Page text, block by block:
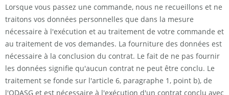
Lorsque vous passez une commande, nous ne recueillons et ne
traitons vos données personnelles que dans la mesure
nécessaire à l'exécution et au traitement de votre commande et
au traitement de vos demandes. La fourniture des données est
nécessaire à la conclusion du contrat. Le fait de ne pas fournir
les données signifie qu'aucun contrat ne peut être conclu. Le
traitement se fonde sur l'article 6, paragraphe 1, point b), de
l'ODASG et est nécessaire à l'exécution d'un contrat conclu avec